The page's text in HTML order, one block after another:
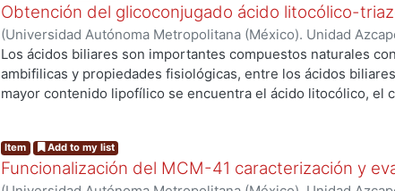
Obtención del glicoconjugado ácido litocólico-
(Universidad Autónoma Metropolitana (México). Unidad
Ciencias Básicas e Ingeniería.,2023)Reyes García, Itzel;
Elsie;Lomas Romero, Leticia;Guillermo Enrique, Negrón Silva
Los ácidos biliares son importantes compuestos naturales
ambifilicas y propiedades fisiológicas, entre los ácidos
mayor contenido lipofílico se encuentra el ácido litocólico, el
moléculas de carácter químico empleadas en diversas
debido a la presencia de grupos hidroxilos. En la estructura
Item Add to my list
Funcionalización del MCM-41 caracterización y